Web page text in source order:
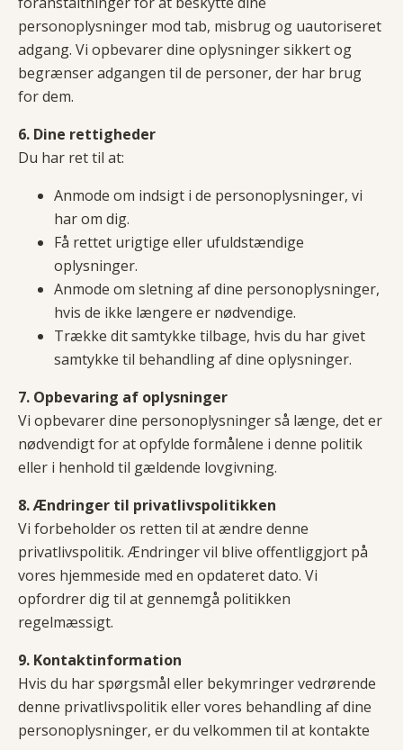
personoplysninger mod tab, misbrug og uautoriseret
adgang. Vi opbevarer dine oplysninger sikkert og
begrænser adgangen til de personer, der har brug
for dem.
6. Dine rettigheder
Du har ret til at:
Anmode om indsigt i de personoplysninger, vi
har om dig.
Få rettet urigtige eller ufuldstændige
oplysninger.
Anmode om sletning af dine personoplysninger,
hvis de ikke længere er nødvendige.
Trække dit samtykke tilbage, hvis du har givet
samtykke til behandling af dine oplysninger.
7. Opbevaring af oplysninger
Vi opbevarer dine personoplysninger så længe, det er
nødvendigt for at opfylde formålene i denne politik
eller i henhold til gældende lovgivning.
8. Ændringer til privatlivspolitikken
Vi forbeholder os retten til at ændre denne
privatlivspolitik. Ændringer vil blive offentliggjort på
vores hjemmeside med en opdateret dato. Vi
opfordrer dig til at gennemgå politikken
regelmæssigt.
9. Kontaktinformation
Hvis du har spørgsmål eller bekymringer vedrørende
denne privatlivspolitik eller vores behandling af dine
personoplysninger, er du velkommen til at kontakte